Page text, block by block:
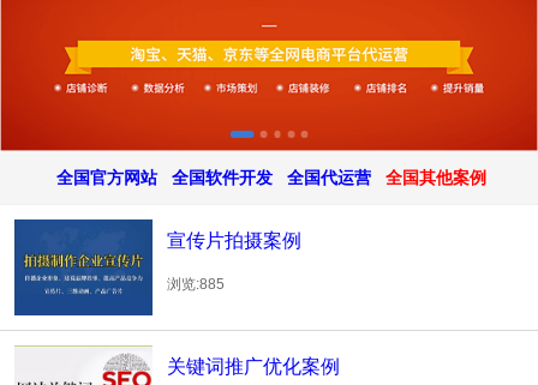
全国官方网站 全国软件开发 全国代运营 全国其他案例
宣传片拍摄案例
浏览:885
关键词推广优化案例